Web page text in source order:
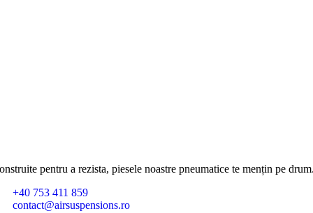
pentru a rezista, piesele noastre pneumatice te mențin pe
+40 753 411 859
contact@airsuspensions.ro